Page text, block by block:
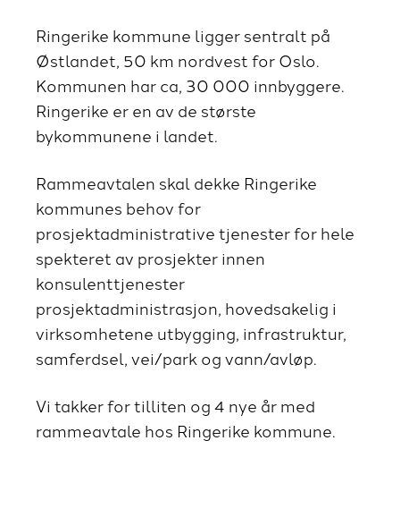
Ringerike kommune ligger sentralt på
Østlandet, 50 km nordvest for Oslo.
Kommunen har ca, 30 000 innbyggere.
Ringerike er en av de største
bykommunene i landet.
Rammeavtalen skal dekke Ringerike
kommunes behov for
prosjektadministrative tjenester for hele
spekteret av prosjekter innen
konsulenttjenester
prosjektadministrasjon, hovedsakelig i
virksomhetene utbygging, infrastruktur,
samferdsel, vei/park og vann/avløp.
Vi takker for tilliten og 4 nye år med
rammeavtale hos Ringerike kommune.